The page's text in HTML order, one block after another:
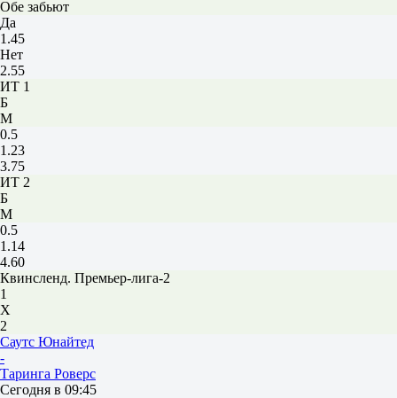
Обе забьют
Да
1.45
Нет
2.55
ИТ 1
Б
М
0.5
1.23
3.75
ИТ 2
Б
М
0.5
1.14
4.60
Квинсленд. Премьер-лига-2
1
Х
2
Саутc Юнайтед
-
Таринга Роверс
Сегодня в 09:45